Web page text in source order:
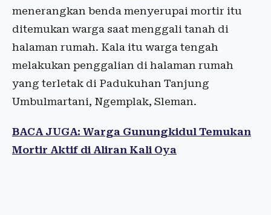
menerangkan benda menyerupai mortir itu
ditemukan warga saat menggali tanah di
halaman rumah. Kala itu warga tengah
melakukan penggalian di halaman rumah
yang terletak di Padukuhan Tanjung
Umbulmartani, Ngemplak, Sleman.
BACA JUGA: Warga Gunungkidul Temukan
Mortir Aktif di Aliran Kali Oya